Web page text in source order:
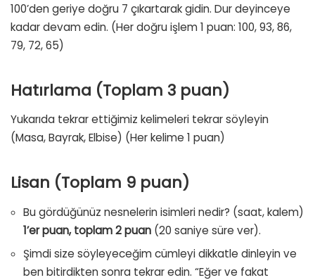
100’den geriye doğru 7 çıkartarak gidin. Dur deyinceye
kadar devam edin. (Her doğru işlem 1 puan: 100, 93, 86,
79, 72, 65)
Hatırlama (Toplam 3 puan)
Yukarıda tekrar ettiğimiz kelimeleri tekrar söyleyin
(Masa, Bayrak, Elbise) (Her kelime 1 puan)
Lisan (Toplam 9 puan)
Bu gördüğünüz nesnelerin isimleri nedir? (saat, kalem)
1’er puan, toplam 2 puan (20 saniye süre ver).
Şimdi size söyleyeceğim cümleyi dikkatle dinleyin ve
ben bitirdikten sonra tekrar edin. “Eğer ve fakat